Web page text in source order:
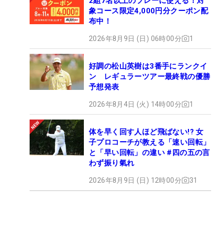
象コース限定4,000円分クーポン配
布中！
2026年8月9日 (日) 06時00分 1
好調の松山英樹は3番手にランクイ
ン レギュラーツアー最終戦の優勝
予想発表
2026年8月4日 (火) 14時00分 1
体を早く回す人ほど飛ばない!? 女
子プロコーチが教える「速い回転」
と「早い回転」の違い #四の五の言
わず振り氣れ
2026年8月9日 (日) 12時00分 31